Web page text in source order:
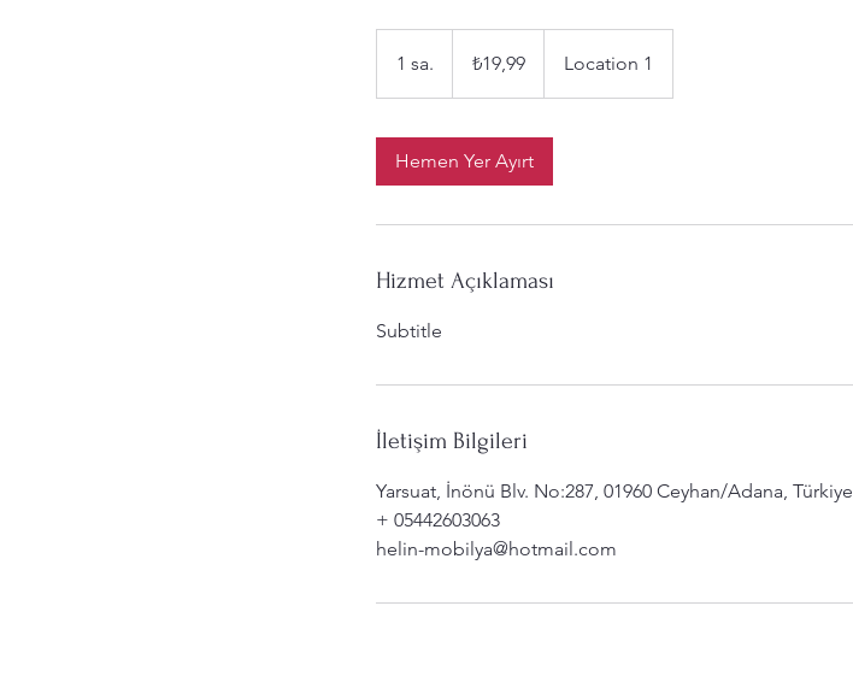
1 sa.
s
lirası₺19,99 Location 1
Hemen Yer Ayırt
Hizmet Açıklaması
Subtitle
İletişim Bilgileri
Yarsuat, İnönü Blv. No:287, 01960 Ceyhan/Adana, Türkiye
+ 05442603063
helin-mobilya@hotmail.com